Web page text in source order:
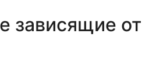
зависящие от